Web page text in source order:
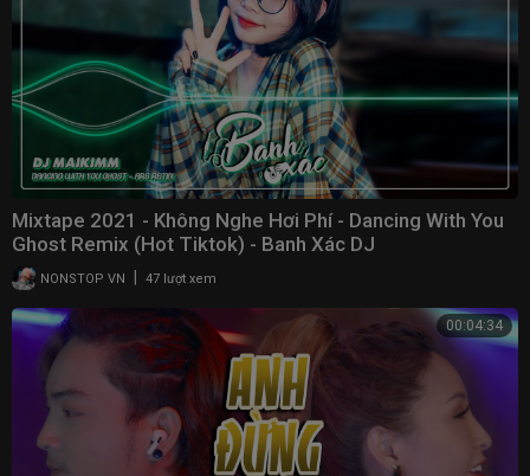
Mixtape 2021 - Không Nghe Hơi Phí - Dancing With You
Ghost Remix (Hot Tiktok) - Banh Xác DJ
NONSTOP VN | 47 lượt xem
00:04:34